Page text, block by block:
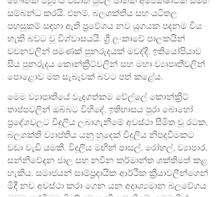
සම්බන්ධ කරයි. එනම්, බලශක්තිය සහ යටිතල
පහසුකම් සඳහා ඇති ප්‍රවේශය නව යුගයක පදනම විය
හැකි බවට වූ විශ්වාසයයි. ශ්‍රී ලංකාවේ පාලකයින්
වචනවලින් පමණක් පුනරුදයක් මවද්දී, ඉතියෝපියාව
සිය පුනරුදය කොන්ක්‍රීට්වලින් සහ මහා ව්‍යාපෘතිවලින්
පොළොව මත සැබෑවක් බවට පත් කළේය.
මෙම ව්‍යාපෘතියේ වැදගත්කම වේල්ලේ කොන්ක්‍රීට්
තාප්පවලින් ඔබ්බට විහිදේ. ඉතිහාසය පුරා බොහෝ
ප්‍රදේශවලට විදුලිය ලබාගැනීමේ අවස්ථා සීමිත වූ රටක,
බලශක්ති ව්‍යාප්තිය යනු හුදෙක් විදුලිය නිපදවීමකට
වඩා වැඩි යමකි. විදුලිය මඟින් පාසල්, රෝහල්, ව්‍යාපාර,
සන්නිවේදන ජාල සහ නවීන කර්මාන්ත ශක්තිමත් කළ
හැකිය. සමාජයන් සාම්ප්‍රදායික ආර්ථික ක්‍රියාවලීන්ගෙන්
මිදී නව අවස්ථා කරා ගෙන යන අදෘශ්‍යමාන බලවේගය